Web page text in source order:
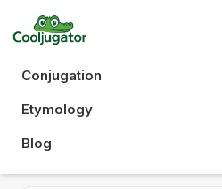
Conjugation
Etymology
Blog